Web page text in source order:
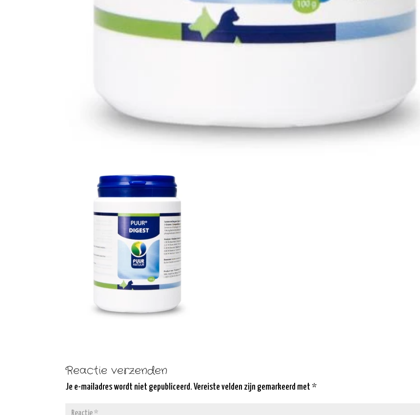
Reactie verzenden
Je e-mailadres wordt niet gepubliceerd. Vereiste velden zijn gemarkeerd met *